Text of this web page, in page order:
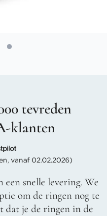
tevreden
klanten
vanaf 02.02.2026)
snelle levering. We
om de ringen nog te
dat je de ringen in de